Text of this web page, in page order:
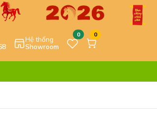
Hệ thống
Showroom
0 0